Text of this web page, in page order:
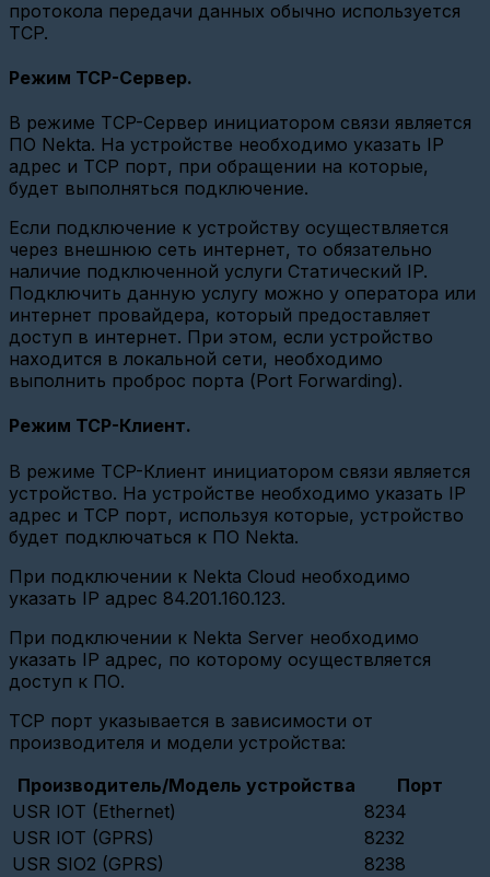
(СИ-13,
ATM21
485)
базовой
станции
Вега
(Веб-
Настройка
опроса
CSD
Настройка
связи
GPRS
и
шлюзов
базовой
станции
Вега
на
FAQ
Конфигурация
параметров
Карат
Добавление
ВСКМ
NB-
IoT
с
модулем
МТС
протокола передачи данных обычно используется
TCP.
Режим TCP-Сервер.
В режиме TCP-Сервер инициатором связи является
ПО Nekta. На устройстве необходимо указать IP
адрес и TCP порт, при обращении на которые,
будет выполняться подключение.
Если подключение к устройству осуществляется
через внешнюю сеть интернет, то обязательно
наличие подключенной услуги Статический IP.
Подключить данную услугу можно у оператора или
интернет провайдера, который предоставляет
доступ в интернет. При этом, если устройство
находится в локальной сети, необходимо
выполнить проброс порта (Port Forwarding).
Режим TCP-Клиент.
В режиме TCP-Клиент инициатором связи является
устройство. На устройстве необходимо указать IP
адрес и TCP порт, используя которые, устройство
будет подключаться к ПО Nekta.
При подключении к Nekta Cloud необходимо
указать IP адрес 84.201.160.123.
При подключении к Nekta Server необходимо
указать IP адрес, по которому осуществляется
доступ к ПО.
TCP порт указывается в зависимости от
производителя и модели устройства:
Производитель/Модель устройства
Порт
USR IOT (Ethernet)
8234
USR IOT (GPRS)
8232
USR SIO2 (GPRS)
8238